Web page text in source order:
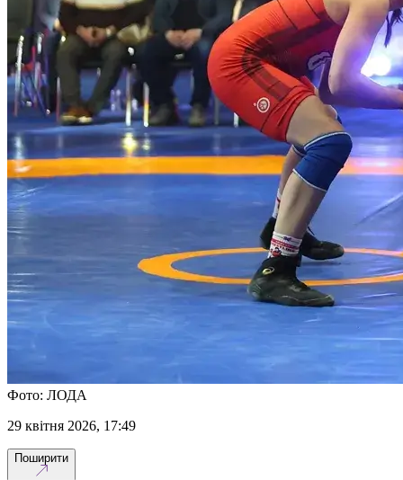
Фото: ЛОДА
29 квітня 2026, 17:49
Поширити